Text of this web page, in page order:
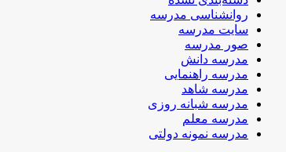
روانشناسی مدرسه
سایت مدرسه
صور مدرسه
مدرسه دانش
مدرسه راهنمایی
مدرسه شاهد
مدرسه شبانه روزی
مدرسه معلم
مدرسه نمونه دولتی